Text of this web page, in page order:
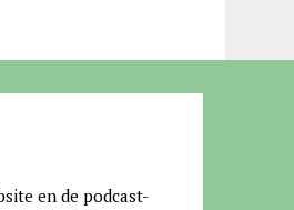
en de podcast-